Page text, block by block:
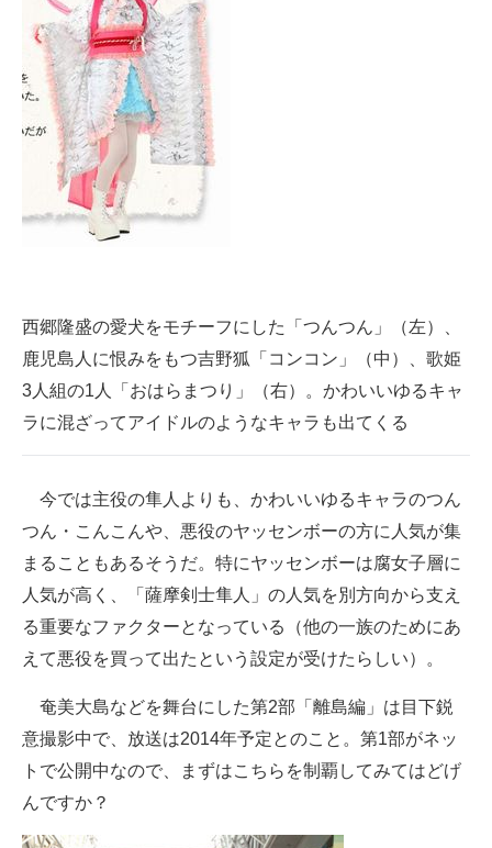
西郷隆盛の愛犬をモチーフにした「つんつん」（左）、
鹿児島人に恨みをもつ吉野狐「コンコン」（中）、歌姫
3人組の1人「おはらまつり」（右）。かわいいゆるキャ
ラに混ざってアイドルのようなキャラも出てくる
今では主役の隼人よりも、かわいいゆるキャラのつん
つん・こんこんや、悪役のヤッセンボーの方に人気が集
まることもあるそうだ。特にヤッセンボーは腐女子層に
人気が高く、「薩摩剣士隼人」の人気を別方向から支え
る重要なファクターとなっている（他の一族のためにあ
えて悪役を買って出たという設定が受けたらしい）。
奄美大島などを舞台にした第2部「離島編」は目下鋭
意撮影中で、放送は2014年予定とのこと。第1部がネッ
トで公開中なので、まずはこちらを制覇してみてはどげ
んですか？